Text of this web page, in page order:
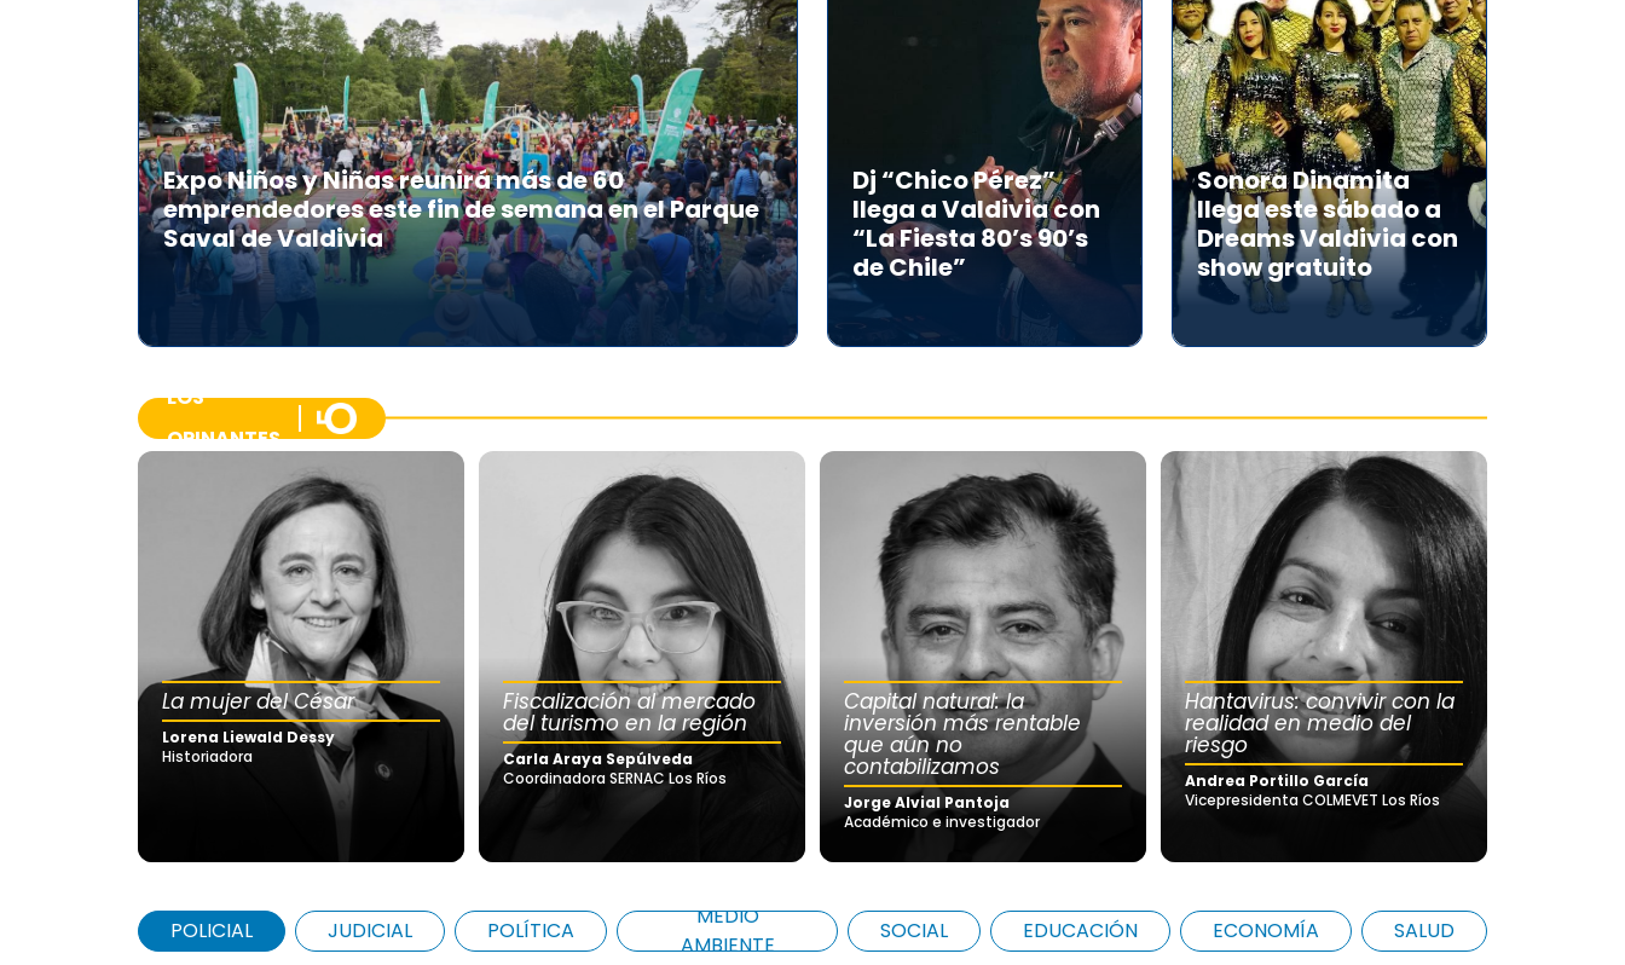
Expo Niños y Niñas reunirá más de 60
emprendedores este fin de semana en el Parque
Saval de Valdivia
Dj “Chico Pérez”
llega a Valdivia con
“La Fiesta 80’s 90’s
de Chile”
Sonora Dinamita
llega este sábado a
Dreams Valdivia con
show gratuito
LOS
OPINANTES
La mujer del César
Lorena Liewald Dessy
Historiadora
Fiscalización al mercado
del turismo en la región
Carla Araya Sepúlveda
Coordinadora SERNAC Los Ríos
Capital natural: la
inversión más rentable
que aún no
contabilizamos
Jorge Alvial Pantoja
Académico e investigador
Hantavirus: convivir con la
realidad en medio del
riesgo
Andrea Portillo García
Vicepresidenta COLMEVET Los Ríos
POLICIAL JUDICIAL POLÍTICA
MEDIO
AMBIENTE
SOCIAL EDUCACIÓN ECONOMÍA SALUD